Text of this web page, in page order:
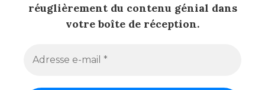
réuglièrement du contenu génial dans
votre boîte de réception.